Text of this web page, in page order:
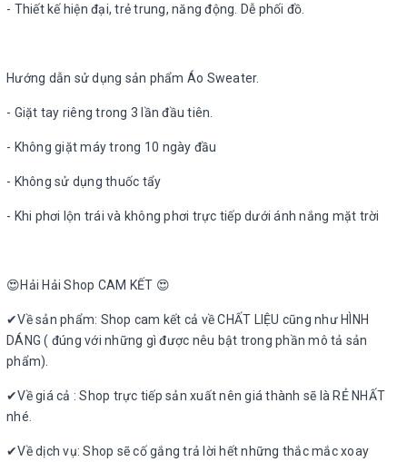
- Thiết kế hiện đại, trẻ trung, năng động. Dễ phối đồ.
Hướng dẫn sử dụng sản phẩm Áo Sweater.
- Giặt tay riêng trong 3 lần đầu tiên.
- Không giặt máy trong 10 ngày đầu
- Không sử dụng thuốc tẩy
- Khi phơi lộn trái và không phơi trực tiếp dưới ánh nắng mặt trời
😍Hải Hải Shop CAM KẾT 😍
✔Về sản phẩm: Shop cam kết cả về CHẤT LIỆU cũng như HÌNH
DÁNG ( đúng với những gì được nêu bật trong phần mô tả sản
phẩm).
✔Về giá cả : Shop trực tiếp sản xuất nên giá thành sẽ là RẺ NHẤT
nhé.
✔Về dịch vụ: Shop sẽ cố gắng trả lời hết những thắc mắc xoay